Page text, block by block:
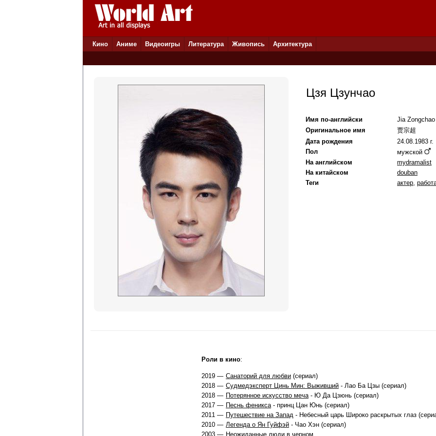
Кино Аниме Видеоигры Литература Живопись Архитектура
Цзя Цзунчао
Имя по-английски
Jia Zongchao
Оригинальное имя
贾宗超
Дата рождения
24.08.1983 г.
Пол
мужской
На английском
mydramalist
На китайском
douban
Теги
актер,
Роли в кино:
2019 — Санаторий для любви (сериал)
2018 — Судмедэксперт Цинь Мин: Выживший - Лао Ба Цзы (сериал)
2018 — Потерянное искусство меча- Ю Да Цзюнь (сериал)
2017 — Песнь феникса- принц Цан Юнь (сериал)
2011 — Путешествие на Запад - Небесный царь Широко раскрытых глаз
2010 — Легенда о Ян Гуйфэй - Чао Хэн (сериал)
2003 — Неожиданные люди в черном